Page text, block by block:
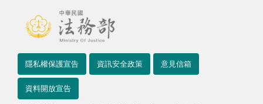
隱私權保護宣告 資訊安全政策 意見信箱
資料開放宣告